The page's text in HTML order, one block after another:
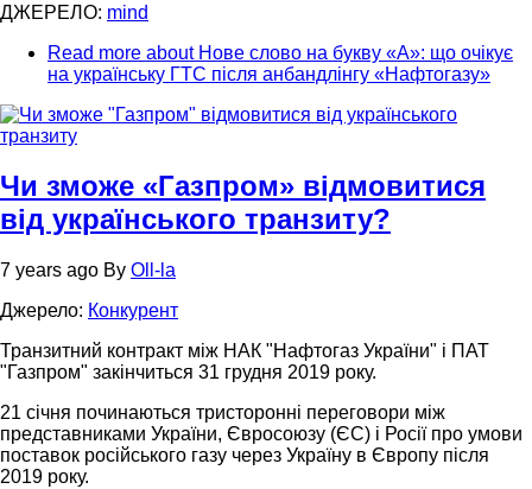
ДЖЕРЕЛО: mind
Read more about Нове слово на букву «А»: що очікує
на українську ГТС після анбандлінгу «Нафтогазу»
Чи зможе «Газпром» відмовитися
від українського транзиту?
7 years ago By Oll-la
Джерело: Конкурент
Транзитний контракт між НАК "Нафтогаз України" і ПАТ
"Газпром" закінчиться 31 грудня 2019 року.
21 січня починаються тристоронні переговори між
представниками України, Євросоюзу (ЄС) і Росії про умови
поставок російського газу через Україну в Європу після
2019 року.